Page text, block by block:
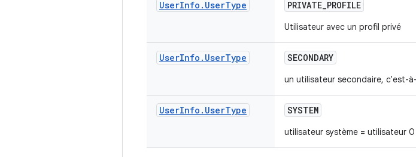
UserInfo . UserType PRIVATE_PROFILE
Utilisateur avec un profil privé
UserInfo . UserType SECONDARY
un utilisateur secondaire, c'est-
UserInfo . UserType SYSTEM
utilisateur système = utilisateur 0